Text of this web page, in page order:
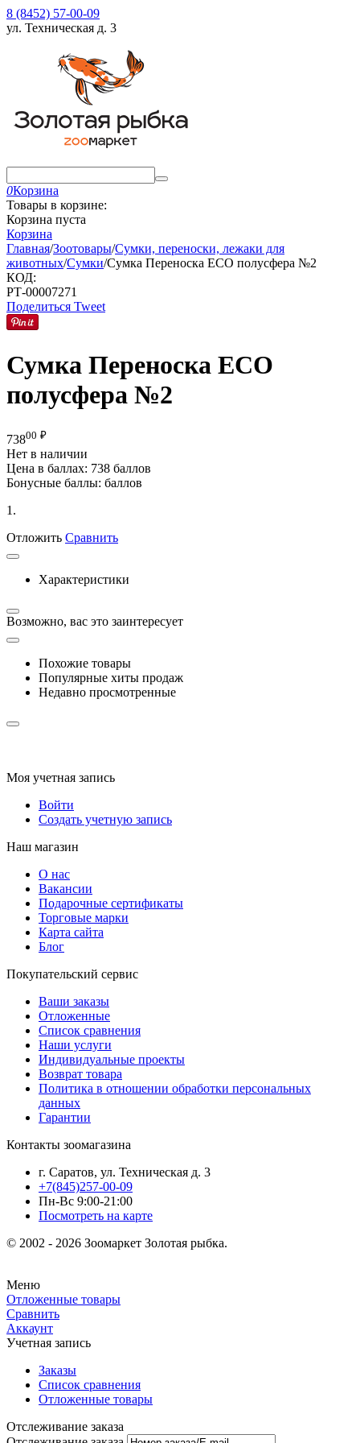
8 (8452) 57-00-09
ул. Техническая д. 3
0Корзина
Товары в корзине:
Корзина пуста
Корзина
Главная/Зоотовары/Сумки, переноски, лежаки для
животных/Сумки/Сумка Переноска ECO полусфера №2
КОД:
РТ-00007271
Поделиться Tweet
Сумка Переноска ECO
полусфера №2
73800 ₽
Нет в наличии
Цена в баллах: 738 баллов
Бонусные баллы: баллов
1.
Отложить Сравнить
Характеристики
Возможно, вас это заинтересует
Похожие товары
Популярные хиты продаж
Недавно просмотренные
Моя учетная запись
Войти
Создать учетную запись
Наш магазин
О нас
Вакансии
Подарочные сертификаты
Торговые марки
Карта сайта
Блог
Покупательский сервис
Ваши заказы
Отложенные
Список сравнения
Наши услуги
Индивидуальные проекты
Возврат товара
Политика в отношении обработки персональных
данных
Гарантии
Контакты зоомагазина
г. Саратов, ул. Техническая д. 3
+7(845)257-00-09
Пн-Вс 9:00-21:00
Посмотреть на карте
© 2002 - 2026 Зоомаркет Золотая рыбка.
Меню
Отложенные товары
Сравнить
Аккаунт
Учетная запись
Заказы
Список сравнения
Отложенные товары
Отслеживание заказа